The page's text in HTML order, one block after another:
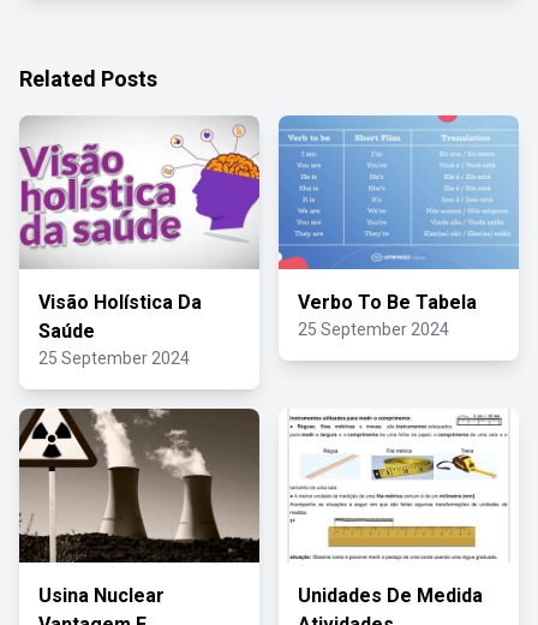
Related Posts
Visão Holística Da
Saúde
25 September 2024
Verbo To Be Tabela
25 September 2024
Usina Nuclear
Unidades De Medida